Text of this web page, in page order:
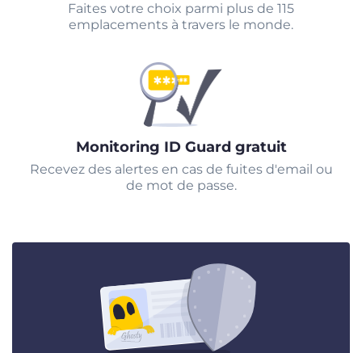
Faites votre choix parmi plus de 115
emplacements à travers le monde.
Monitoring ID Guard gratuit
Recevez des alertes en cas de fuites d'email ou
de mot de passe.